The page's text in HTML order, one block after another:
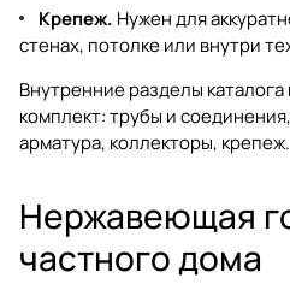
Крепеж. Нужен для
стенах, потолке или внутри
Внутренние разделы
комплект:трубы и соединения,
арматура, коллекторы, крепеж.
Нержавеющая
частного дома